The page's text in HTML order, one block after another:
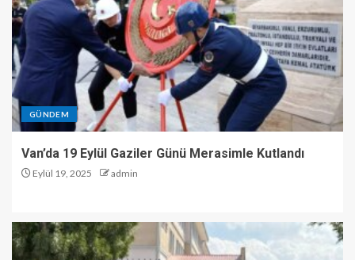
GÜNDEM
Van’da 19 Eylül Gaziler Günü Merasimle Kutlandı
Eylül 19, 2025 admin